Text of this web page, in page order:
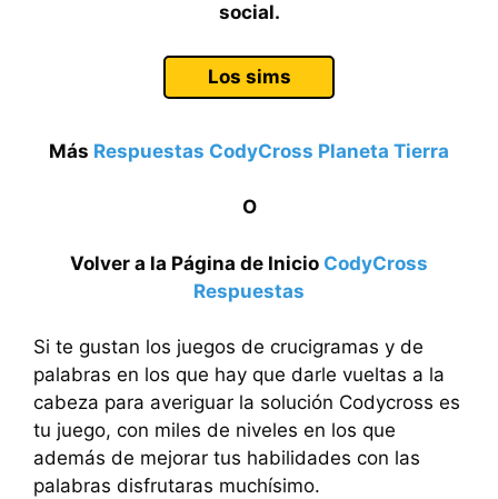
social.
Los sims
Más Respuestas CodyCross Planeta Tierra
O
Volver a la Página de Inicio CodyCross
Respuestas
Si te gustan los juegos de crucigramas y de
palabras en los que hay que darle vueltas a la
cabeza para averiguar la solución Codycross es
tu juego, con miles de niveles en los que
además de mejorar tus habilidades con las
palabras disfrutaras muchísimo.